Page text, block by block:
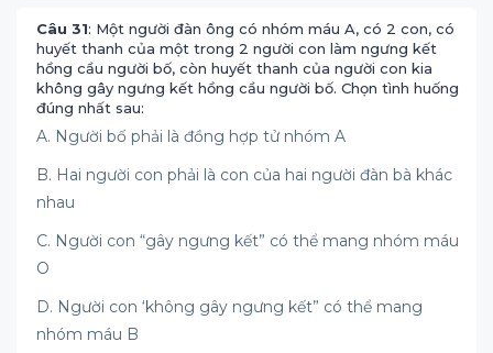
Câu 31: Một người đàn ông có nhóm máu A, có 2 con, có
huyết thanh của một trong 2 người con làm ngưng kết
hồng cầu người bố, còn huyết thanh của người con kia
không gây ngưng kết hồng cầu người bố. Chọn tình huống
đúng nhất sau:
A. Người bố phải là đồng hợp tử nhóm A
B. Hai người con phải là con của hai người đàn bà khác
nhau
C. Người con “gây ngưng kết” có thể mang nhóm máu
O
D. Người con ‘không gây ngưng kết” có thể mang
nhóm máu B